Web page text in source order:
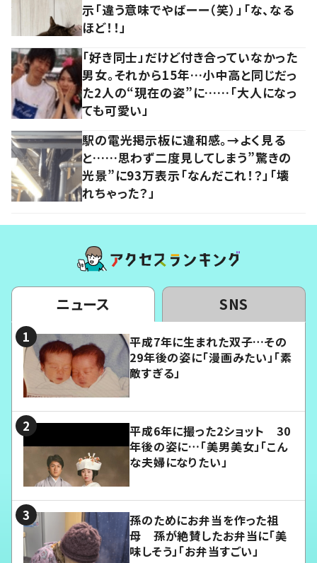
示「違う意味でやばーー（笑）」「な、なる
ほど！！」
「好き同士」だけど付き合っていなかった
男女。それから15年…小中高と同じだっ
た2人の“現在の姿”に……「大人になっ
ても可愛い」
駅の電光掲示板に違和感。→よく見る
と……思わず二度見してしまう”驚きの
光景”に93万表示「なんだこれ！？」「壊
れちゃった？」
ニュース SNS
平成7年に生まれた双子…その
29年後の姿に「漫画みたい」「素
敵すぎる」
平成6年に撮った2ショット 30
年後の姿に…「美男美女」「こん
な夫婦になりたい」
孫のためにお弁当を作った祖
母 孫が絶賛したお弁当に「美
味しそう」「お弁当すごい」